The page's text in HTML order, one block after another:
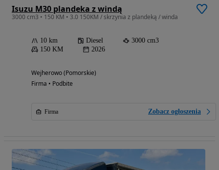
Isuzu M30 plandeka z windą
3000 cm3 • 150 KM • 3.0 150KM / skrzynia z plandeką / winda
10 km Diesel
3000 cm3
150 KM
2026
Wejherowo (Pomorskie)
Firma • Podbite
Firma Zobacz ogłoszenia